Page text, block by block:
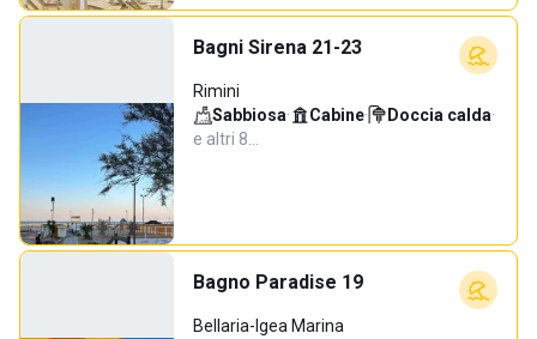
Bagni Sirena 21-23
Rimini
Sabbiosa· Cabine· Doccia calda·
e altri 8…
Bagno Paradise 19
Bellaria-Igea Marina